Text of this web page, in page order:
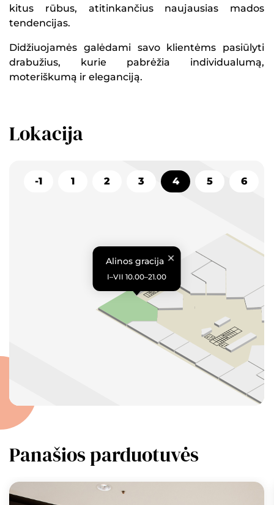
kitus rūbus, atitinkančius naujausias mados
tendencijas.
Didžiuojamės galėdami savo klientėms pasiūlyti
drabužius, kurie pabrėžia individualumą,
moteriškumą ir eleganciją.
Lokacija
Alinos gracija
I–VII 10.00–21.00
6
5
4
3
2
1
-1
Panašios parduotuvės